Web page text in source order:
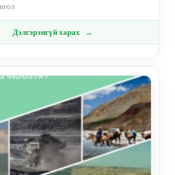
Дэлгэрэнгүй харах